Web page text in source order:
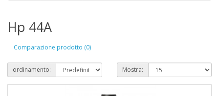
Hp 44A
Comparazione prodotto (0)
ordinamento: Mostra: